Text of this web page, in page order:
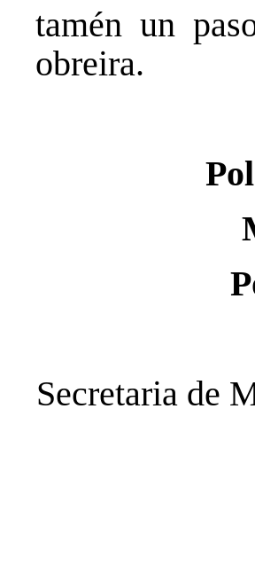
tamén un
obreira.
Secretaria de